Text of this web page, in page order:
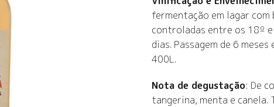
fermentação em lagar
controladas entre os 18º
dias. Passagem de 6
400L.
Nota de degustação: De
tangerina, menta e canela.